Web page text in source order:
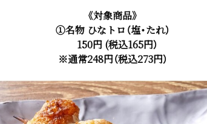
《対象商品》
①名物 ひなトロ（塩・たれ）
150円 (税込165円）
※通常248円（税込273円）